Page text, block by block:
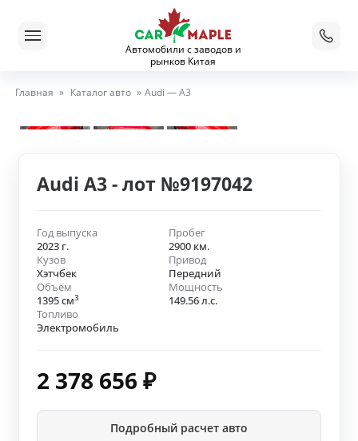
Автомобили с заводов и
рынков Китая
Главная » Каталог авто » Audi — A3
Audi A3 - лот №9197042
Год выпуска
2023 г.
Пробег
2900 км.
Кузов
Хэтчбек
Привод
Передний
Объём
1395 см3
Мощность
149.56 л.с.
Топливо
Электромобиль
2 378 656 ₽
Подробный расчет авто